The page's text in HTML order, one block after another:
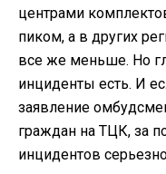
центрами
пиком, а в других
все же меньше. Но
инциденты есть. И
заявление
граждан на ТЦК, за
инцидентов